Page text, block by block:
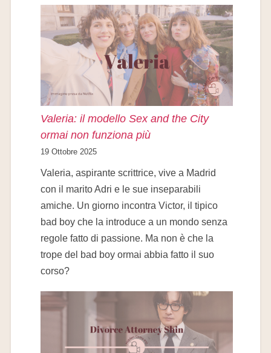
Valeria: il modello Sex and the City
ormai non funziona più
19 Ottobre 2025
Valeria, aspirante scrittrice, vive a Madrid
con il marito Adri e le sue inseparabili
amiche. Un giorno incontra Victor, il tipico
bad boy che la introduce a un mondo senza
regole fatto di passione. Ma non è che la
trope del bad boy ormai abbia fatto il suo
corso?